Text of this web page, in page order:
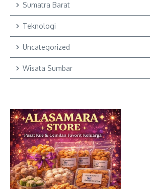
Sumatra Barat
Teknologi
Uncategorized
Wisata Sumbar